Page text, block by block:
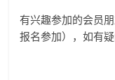
有兴趣参加的会员
报名参加），如有